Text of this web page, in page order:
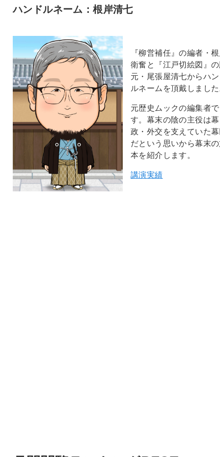
ハンドルネーム：根岸清七
『柳営補任』の編者・
衛奮と『江戸切絵図』
元・尾張屋清七からハ
ルネームを頂戴しまし
元歴史ムックの編集者で
す。幕末の陰の主役は幕
政・外交を支えていた
だという思いから幕末
本を紹介します。
講演実績